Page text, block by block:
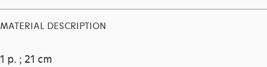
MATERIAL DESCRIPTION
p. ; 21 cm